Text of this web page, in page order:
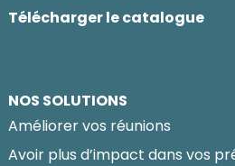
Télécharger le catalogue
NOS SOLUTIONS
Améliorer vos réunions
Avoir plus d’impact dans vos